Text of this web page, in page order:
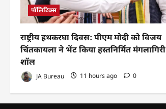
पॉलिटिक्स
राष्ट्रीय हथकरघा दिवस: पीएम मोदी को विजय
चिंतकायला ने भेंट किया हस्तनिर्मित मंगलागिरी
शॉल
JA Bureau 11 hours ago 0